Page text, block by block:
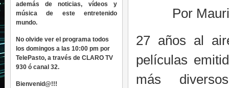
Por
27 años al
películas
más
además de noticias, vídeos y
música de este entretenido
mundo.
No olvide ver el programa todos
los domingos a las 10:00 pm por
TelePasto, a través de CLARO TV
930 ó canal 32.
Bienvenid@!!!